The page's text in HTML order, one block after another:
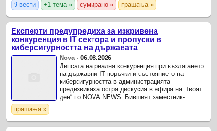
9 вести
+1 тема » сумирано » прашања »
Експерти предупредиха за изкривена
конкуренция в IT сектора и пропуски в
киберсигурността на държавата
Nova-06.08.2026
Липсата на реална конкуренция при възлагането
на държавни IT поръчки и състоянието на
киберсигурността в администрацията
предизвикаха остра дискусия в ефира на „Твоят
ден“ по NOVA NEWS. Бившият заместник-
прашања »